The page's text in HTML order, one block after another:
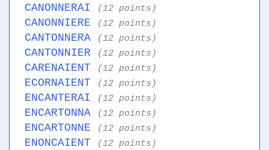
CANONNERAI (12 points)
CANONNIERE (12 points)
CANTONNERA (12 points)
CANTONNIER (12 points)
CARENAIENT (12 points)
ECORNAIENT (12 points)
ENCANTERAI (12 points)
ENCARTONNA (12 points)
ENCARTONNE (12 points)
ENONCAIENT (12 points)